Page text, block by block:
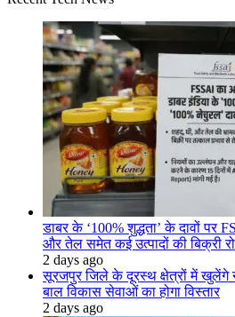
डाबर के ‘100% शुद्धता’ के दावों पर
और तेल समेत कई उत्पादों की बिक्री
2 days ago
सूरजपुर जिले के दूरस्थ क्षेत्रों में खुलेंगे
बाल विकास सेवाओं का होगा विस्तार
2 days ago